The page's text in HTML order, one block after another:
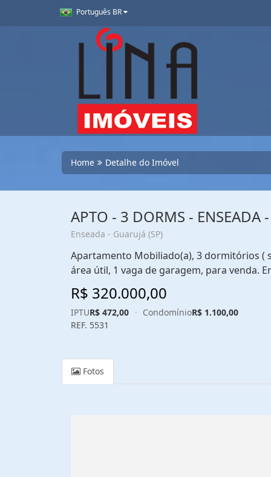
Português BR
Home Detalhe do Imóvel
APTO - 3 DORMS - ENSEADA
Enseada - Guarujá (SP)
Apartamento Mobiliado(a), 3 dormitórios (
área útil, 1 vaga de garagem, para venda.
R$ 320.000,00
IPTUR$ 472,00 · CondomínioR$ 1.100,00
REF. 5531
Fotos